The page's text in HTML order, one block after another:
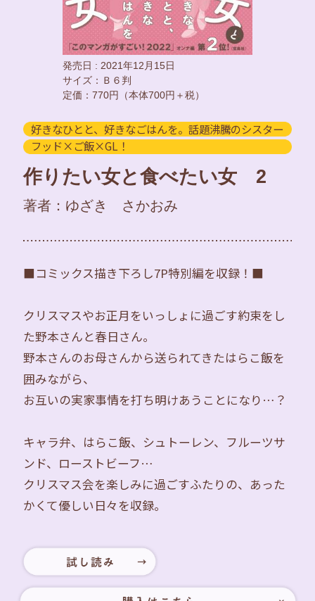
発売日 : 2021年12月15日
サイズ：Ｂ６判
定価：770円（本体700円＋税）
好きなひとと、好きなごはんを。話題沸騰のシスター
フッド×ご飯×GL！
作りたい女と食べたい女 2
著者：ゆざき さかおみ
■コミックス描き下ろし7P特別編を収録！■
クリスマスやお正月をいっしょに過ごす約束をし
た野本さんと春日さん。
野本さんのお母さんから送られてきたはらこ飯を
囲みながら、
お互いの実家事情を打ち明けあうことになり…？
キャラ弁、はらこ飯、シュトーレン、フルーツサ
ンド、ローストビーフ…
クリスマス会を楽しみに過ごすふたりの、あった
かくて優しい日々を収録。